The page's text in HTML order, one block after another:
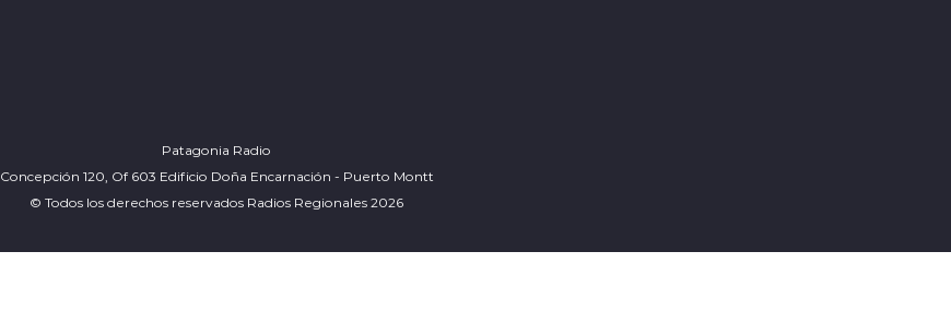
Patagonia Radio
Concepción 120, Of 603 Edificio Doña Encarnación - Puerto Montt
© Todos los derechos reservados Radios Regionales 2026